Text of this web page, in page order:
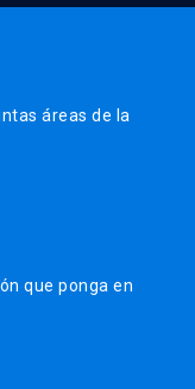
áreas de la
que ponga en